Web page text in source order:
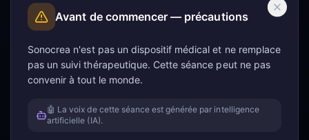
Apprendre à voir les dons invisibles que la difficulté recèle.
Appuyez sur lecture
Avant de commencer — précautions
Sonocrea n'est pas un dispositif médical et ne remplace
pas un suivi thérapeutique. Cette séance peut ne pas
convenir à tout le monde.
🤖 La voix de cette séance est générée par intelligence
artificielle (IA).